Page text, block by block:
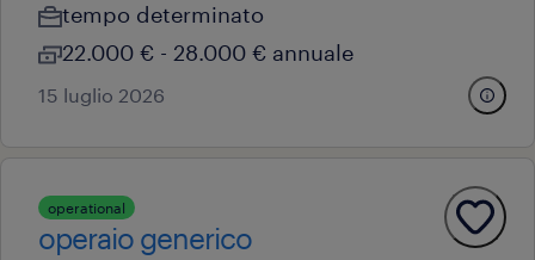
tempo determinato
22.000 € - 28.000 € annuale
15 luglio 2026
operational
operaio generico